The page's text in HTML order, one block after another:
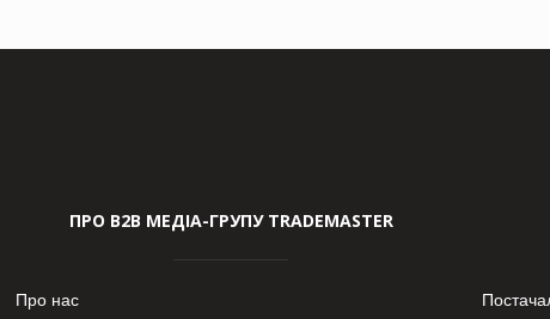
ПРО В2В МЕДІА-ГРУПУ TRADEMASTER
Про нас